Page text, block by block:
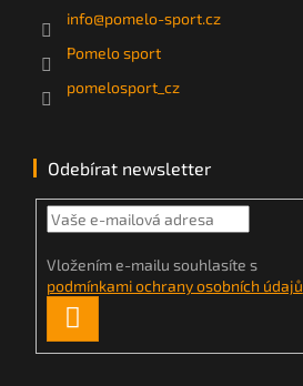
info@pomelo-sport.cz
Pomelo sport
pomelosport_cz
Odebírat newsletter
Vložením e-mailu souhlasíte s
podmínkami ochrany osobních údajů
SE